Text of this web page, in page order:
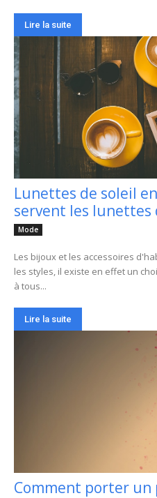
Lire la suite
Lunettes de soleil
servent les lunettes
Mode
Les bijoux et les accessoires
les styles, il existe en effet un
à tous...
Lire la suite
Comment porter